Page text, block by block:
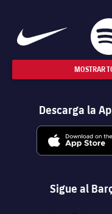
MOSTRAR
Descarga la
Sigue al